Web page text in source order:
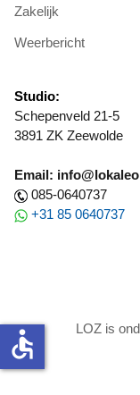
Zakelijk
Weerbericht
Studio:
Schepenveld 21-5
3891 ZK Zeewolde
Email:
085-0640737
+31 85 0640737
LOZ is
accessible